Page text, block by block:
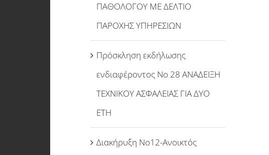
ΠΑΘΟΛΟΓΟΥ ΜΕ ΔΕΛΤΙΟ
ΠΑΡΟΧΗΣ ΥΠΗΡΕΣΙΩΝ
Πρόσκληση εκδήλωσης
ενδιαφέροντος Νο 28 ΑΝΑΔΕΙΞΗ
ΤΕΧΝΙΚΟΥ ΑΣΦΑΛΕΙΑΣ ΓΙΑ ΔΥΟ
ΕΤΗ
Διακήρυξη Νο12-Ανοικτός